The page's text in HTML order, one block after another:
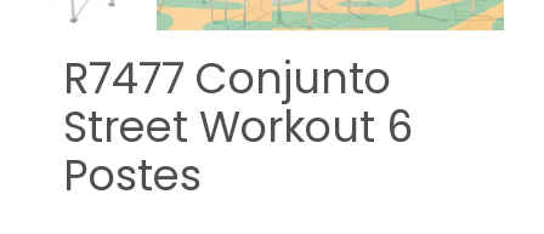
R7477 Conjunto
Street Workout 6
Postes